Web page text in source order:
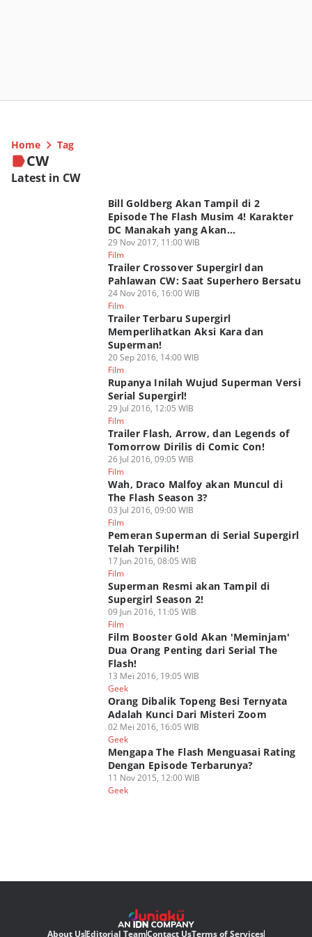
Home Tag
CW
Latest in CW
Bill Goldberg Akan Tampil di 2
Episode The Flash Musim 4! Karakter
DC Manakah yang Akan
Diperankannya?
29 Nov 2017, 11:00 WIB
Film
Trailer Crossover Supergirl dan
Pahlawan CW: Saat Superhero Bersatu
24 Nov 2016, 16:00 WIB
Film
Trailer Terbaru Supergirl
Memperlihatkan Aksi Kara dan
Superman!
20 Sep 2016, 14:00 WIB
Film
Rupanya Inilah Wujud Superman Versi
Serial Supergirl!
29 Jul 2016, 12:05 WIB
Film
Trailer Flash, Arrow, dan Legends of
Tomorrow Dirilis di Comic Con!
26 Jul 2016, 09:05 WIB
Film
Wah, Draco Malfoy akan Muncul di
The Flash Season 3?
03 Jul 2016, 09:00 WIB
Film
Pemeran Superman di Serial Supergirl
Telah Terpilih!
17 Jun 2016, 08:05 WIB
Film
Superman Resmi akan Tampil di
Supergirl Season 2!
09 Jun 2016, 11:05 WIB
Film
Film Booster Gold Akan 'Meminjam'
Dua Orang Penting dari Serial The
Flash!
13 Mei 2016, 19:05 WIB
Geek
Orang Dibalik Topeng Besi Ternyata
Adalah Kunci Dari Misteri Zoom
02 Mei 2016, 16:05 WIB
Geek
Mengapa The Flash Menguasai Rating
Dengan Episode Terbarunya?
11 Nov 2015, 12:00 WIB
Geek
About UsEditorial TeamContact UsTerms of Services